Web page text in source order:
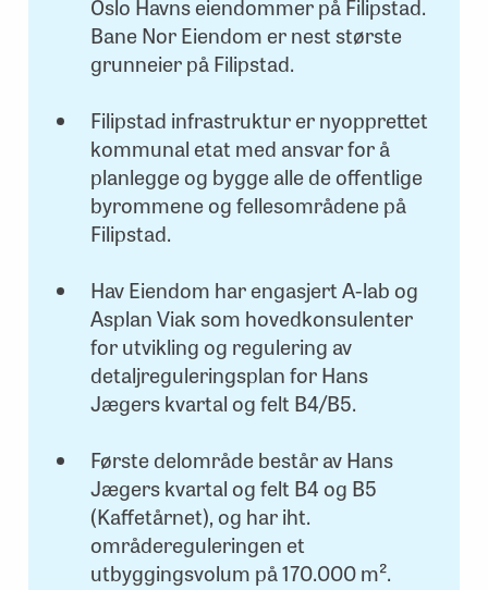
Oslo Havns eiendommer på Filipstad.
Bane Nor Eiendom er nest største
grunneier på Filipstad.
Filipstad infrastruktur er nyopprettet
kommunal etat med ansvar for å
planlegge og bygge alle de offentlige
byrommene og fellesområdene på
Filipstad.
Hav Eiendom har engasjert A-lab og
Asplan Viak som hovedkonsulenter
for utvikling og regulering av
detaljreguleringsplan for Hans
Jægers kvartal og felt B4/B5.
Første delområde består av Hans
Jægers kvartal og felt B4 og B5
(Kaffetårnet), og har iht.
områdereguleringen et
utbyggingsvolum på 170.000 m².